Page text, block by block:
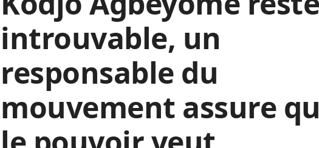
introuvable, un
responsable du
mouvement assure